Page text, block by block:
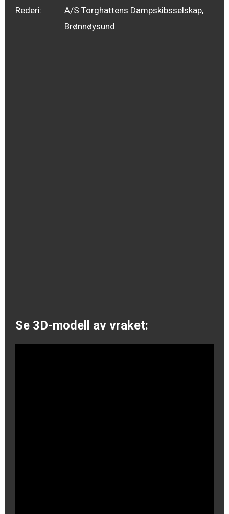
Rederi:
A/S Torghattens Dampskibsselskap,
Brønnøysund
Se 3D-modell av vraket: